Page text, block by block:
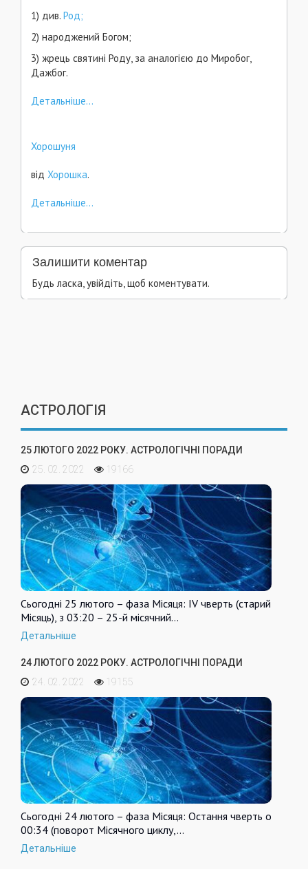
1) див. Род;
2) народжений Богом;
3) жрець святині Роду, за аналогією до Миробог,
Дажбог.
Детальніше...
Хорошуня
від Хорошка.
Детальніше...
Залишити коментар
Будь ласка, увійдіть, щоб коментувати.
АСТРОЛОГІЯ
25 ЛЮТОГО 2022 РОКУ. АСТРОЛОГІЧНІ ПОРАДИ
25. 02. 2022
19166
Сьогодні 25 лютого – фаза Місяця: IV чверть (старий
Місяць), з 03:20 – 25-й місячний…
Детальніше
24 ЛЮТОГО 2022 РОКУ. АСТРОЛОГІЧНІ ПОРАДИ
24. 02. 2022
19155
Сьогодні 24 лютого – фаза Місяця: Остання чверть о
00:34 (поворот Місячного циклу,…
Детальніше